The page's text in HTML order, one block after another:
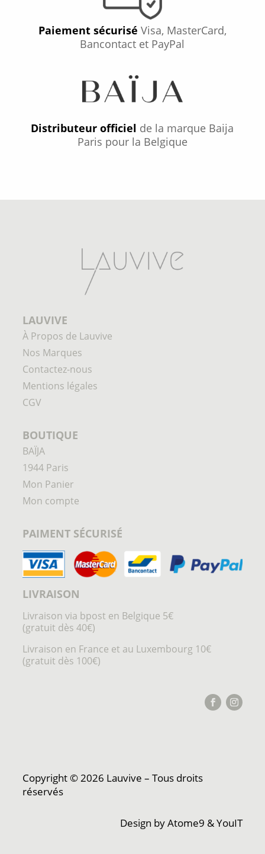
Paiement sécurisé Visa, MasterCard,
Bancontact et PayPal
Distributeur officiel de la marque Baija
Paris pour la Belgique
LAUVIVE
À Propos de Lauvive
Nos Marques
Contactez-nous
Mentions légales
CGV
BOUTIQUE
BAÏJA
1944 Paris
Mon Panier
Mon compte
PAIMENT SÉCURISÉ
LIVRAISON
Livraison via bpost en Belgique 5€
(gratuit dès 40€)
Livraison en France et au Luxembourg 10€
(gratuit dès 100€)
Copyright © 2026 Lauvive – Tous droits
réservés
Design byAtome9 &YouIT